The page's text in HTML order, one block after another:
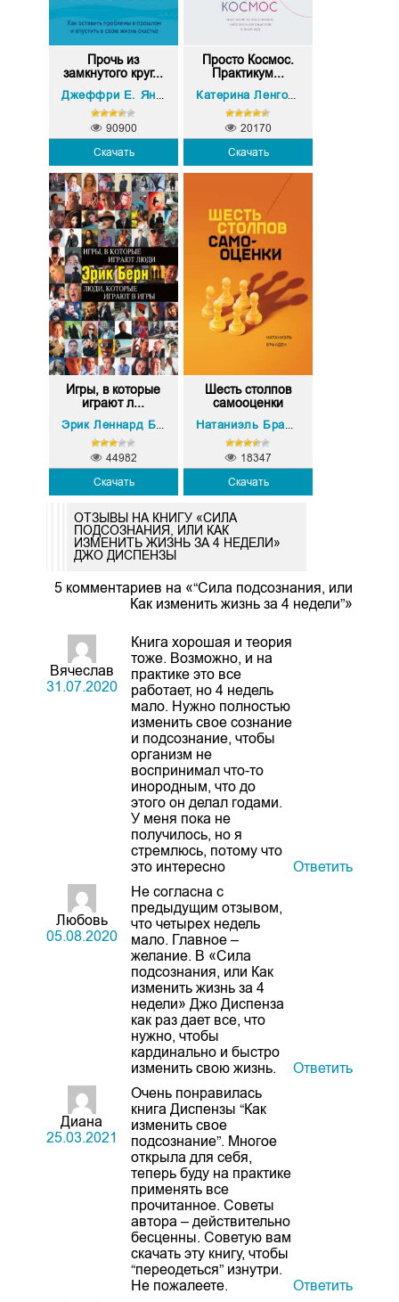
Прочь из
замкнутого круг...
Джеффри Е. Янг, Джанет Клоско
Скачать
90900
Просто Космос.
Практикум...
Катерина Ленгольд
Скачать
20170
Игры, в которые
играют л...
Эрик Леннард Берн
Скачать
44982
Шесть столпов
самооценки
Натаниэль Бранден
Скачать
18347
ОТЗЫВЫ НА КНИГУ «СИЛА
ПОДСОЗНАНИЯ, ИЛИ КАК
ИЗМЕНИТЬ ЖИЗНЬ ЗА 4 НЕДЕЛИ»
ДЖО ДИСПЕНЗЫ
5 комментариев на «“Сила подсознания, или
Как изменить жизнь за 4 недели”»
Вячеслав
31.07.2020
Книга хорошая и теория
тоже. Возможно, и на
практике это все
работает, но 4 недель
мало. Нужно полностью
изменить свое сознание
и подсознание, чтобы
организм не
воспринимал что-то
инородным, что до
этого он делал годами.
У меня пока не
получилось, но я
стремлюсь, потому что
это интересно
Ответить
Любовь
05.08.2020
Не согласна с
предыдущим отзывом,
что четырех недель
мало. Главное –
желание. В «Сила
подсознания, или Как
изменить жизнь за 4
недели» Джо Диспенза
как раз дает все, что
нужно, чтобы
кардинально и быстро
изменить свою жизнь.
Ответить
Диана
25.03.2021
Очень понравилась
книга Диспензы “Как
изменить свое
подсознание”. Многое
открыла для себя,
теперь буду на практике
применять все
прочитанное. Советы
автора – действительно
бесценны. Советую вам
скачать эту книгу, чтобы
“переодеться” изнутри.
Не пожалеете.
Ответить